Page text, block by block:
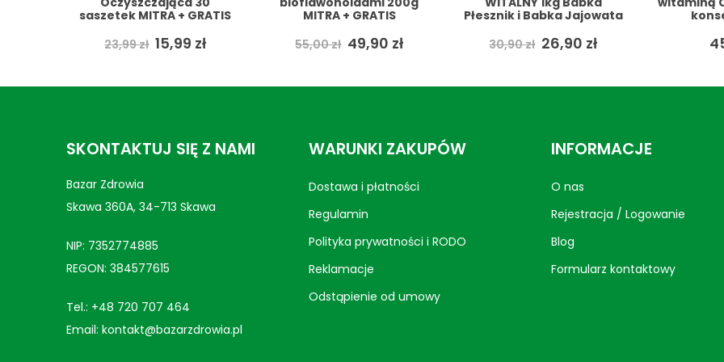
15,99 zł.
MITRA + GRATIS
55,00zł Pierwotna
55,00 zł.
49,90zł
49,90 zł.
Płesznik i Babka Jajowata
30,90zł Pierwotna
30,90 zł.
26,90 złAktualna
26,90 zł.
konserwantów
45,99zł
28,99
SKONTAKTUJ SIĘ Z NAMI
Bazar Zdrowia
Skawa 360A, 34-713 Skawa
NIP: 7352774885
REGON: 384577615
Tel.: +48 720 707 464
Email: kontakt@bazarzdrowia.pl
WARUNKI ZAKUPÓW
Dostawa i płatności
Regulamin
Polityka prywatności i RODO
Reklamacje
Odstąpienie od umowy
INFORMACJE
O nas
Rejestracja / Logowanie
Blog
Formularz kontaktowy